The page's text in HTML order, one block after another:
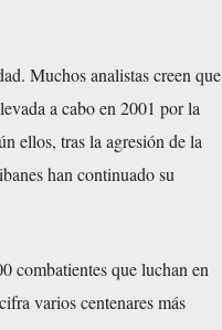
Muchos analistas creen que
a cabo en 2001 por la
ellos, tras la agresión de la
han continuado su
combatientes que luchan en
varios centenares más